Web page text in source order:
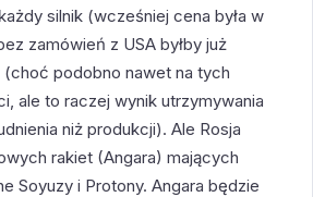
silnik (wcześniej cena była w
zamówień z USA byłby już
podobno nawet na tych
ale to raczej wynik utrzymywania
niż produkcji). Ale Rosja
rakiet (Angara) mających
Soyuzy i Protony. Angara będzie